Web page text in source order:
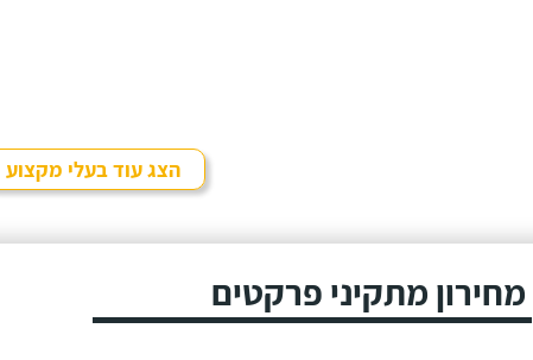
הצג עוד בעלי מקצוע
מחירון מתקיני פרקטים